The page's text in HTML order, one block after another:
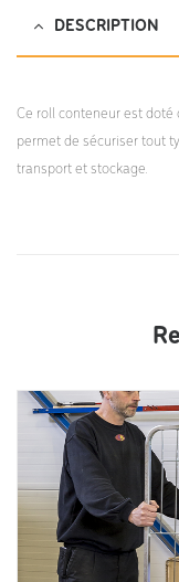
DESCRIPTION
Ce roll conteneur est doté
permet de sécuriser tout
transport et stockage.